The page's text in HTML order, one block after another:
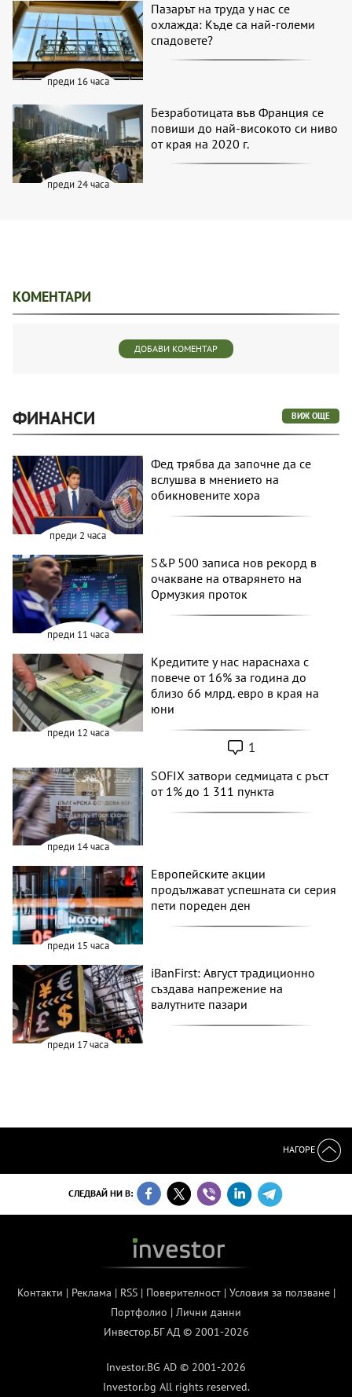
преди 16 часа
Пазарът на труда у нас се
охлажда: Къде са най-големи
спадовете?
преди 24 часа
Безработицата във Франция се
повиши до най-високото си ниво
от края на 2020 г.
КОМЕНТАРИ
ДОБАВИ КОМЕНТАР
ФИНАНСИ ВИЖ ОЩЕ
преди 2 часа
Фед трябва да започне да се
вслушва в мнението на
обикновените хора
преди 11 часа
S&P 500 записа нов рекорд в
очакване на отварянето на
Ормузкия проток
преди 12 часа
Кредитите у нас нараснаха с
повече от 16% за година до
близо 66 млрд. евро в края на
юни
1
преди 14 часа
SOFIX затвори седмицата с ръст
от 1% до 1 311 пункта
преди 15 часа
Европейските акции
продължават успешната си серия
пети пореден ден
преди 17 часа
iBanFirst: Август традиционно
създава напрежение на
валутните пазари
НАГОРЕ
СЛЕДВАЙ НИ В:
Контакти | Реклама | RSS| Поверителност| Условия за ползване|
Портфолио | Лични данни
Инвестор.БГ АД © 2001-2026
Investor.BG AD © 2001-2026
Investor.bg All rights reserved.